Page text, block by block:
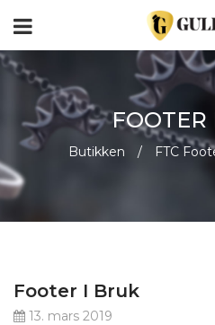
FOOTER
Butikken / FTC
Footer I Bruk
13. mars 2019